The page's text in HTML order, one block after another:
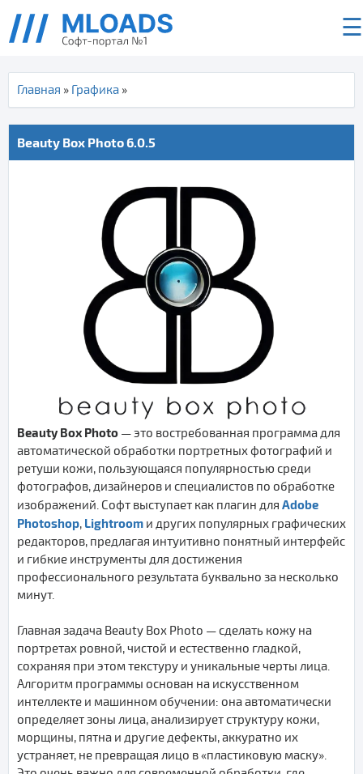
☰
Главная » Графика »
Beauty Box Photo 6.0.5
Beauty Box Photo — это востребованная программа для
автоматической обработки портретных фотографий и
ретуши кожи, пользующаяся популярностью среди
фотографов, дизайнеров и специалистов по обработке
изображений. Софт выступает как плагин для Adobe
Photoshop, Lightroom и других популярных графических
редакторов, предлагая интуитивно понятный интерфейс
и гибкие инструменты для достижения
профессионального результата буквально за несколько
минут.
Главная задача Beauty Box Photo — сделать кожу на
портретах ровной, чистой и естественно гладкой,
сохраняя при этом текстуру и уникальные черты лица.
Алгоритм программы основан на искусственном
интеллекте и машинном обучении: она автоматически
определяет зоны лица, анализирует структуру кожи,
морщины, пятна и другие дефекты, аккуратно их
устраняет, не превращая лицо в «пластиковую маску».